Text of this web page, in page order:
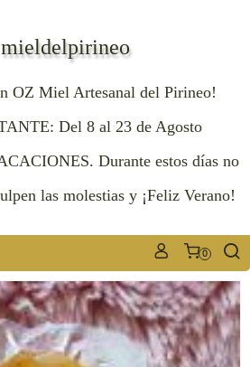
OZ Miel Artesanal del Pirineo!
Del 8 al 23 de Agosto
Durante estos días no
las molestias y ¡Feliz Verano!
0